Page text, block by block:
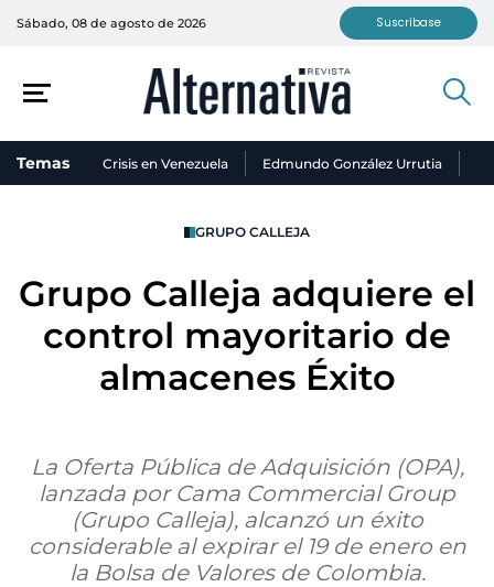
Sábado, 08 de agosto de 2026 Suscríbase
Temas Crisis en Venezuela Edmundo González Urrutia
GRUPO CALLEJA
Grupo Calleja adquiere el
control mayoritario de
almacenes Éxito
La Oferta Pública de Adquisición (OPA),
lanzada por Cama Commercial Group
(Grupo Calleja), alcanzó un éxito
considerable al expirar el 19 de enero en
la Bolsa de Valores de Colombia.